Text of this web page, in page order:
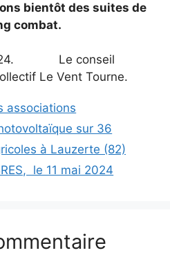
bientôt des suites de
combat.
2024. Le conseil
Le Vent Tourne.
associations
sur 36
à Lauzerte (82)
le 11 mai 2024